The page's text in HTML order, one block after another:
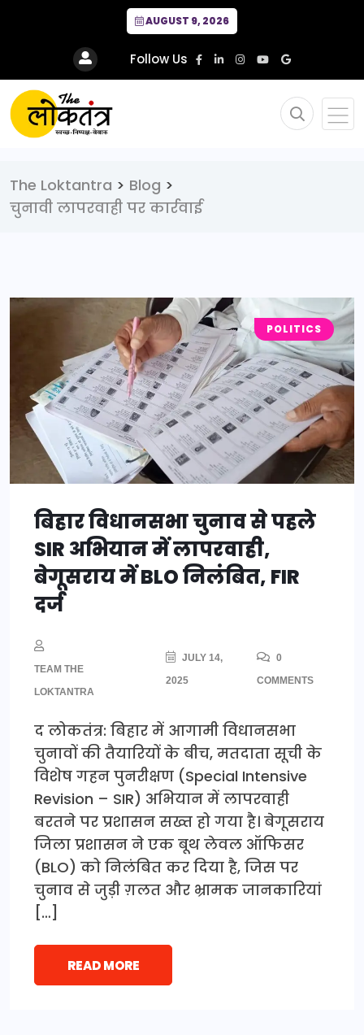
AUGUST 9, 2026
Follow Us
The Loktantra > Blog >
चुनावी लापरवाही पर कार्रवाई
POLITICS
बिहार विधानसभा चुनाव से पहले
SIR अभियान में लापरवाही,
बेगूसराय में BLO निलंबित, FIR
दर्ज
TEAM THE
LOKTANTRA
JULY 14,
2025
0
COMMENTS
द लोकतंत्र: बिहार में आगामी विधानसभा
चुनावों की तैयारियों के बीच, मतदाता सूची के
विशेष गहन पुनरीक्षण (Special Intensive
Revision – SIR) अभियान में लापरवाही
बरतने पर प्रशासन सख्त हो गया है। बेगूसराय
जिला प्रशासन ने एक बूथ लेवल ऑफिसर
(BLO) को निलंबित कर दिया है, जिस पर
चुनाव से जुड़ी ग़लत और भ्रामक जानकारियां
[…]
READ MORE